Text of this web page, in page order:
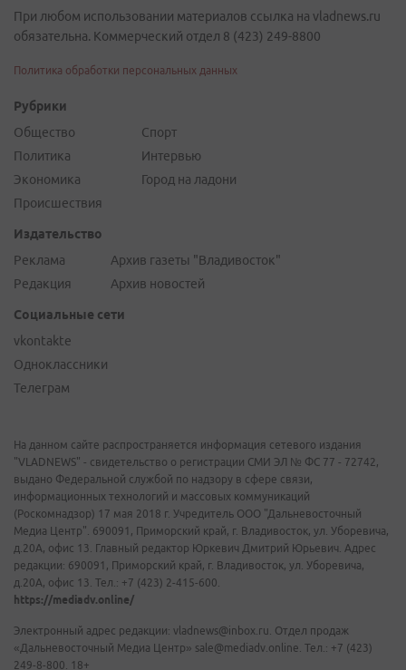
При любом использовании материалов ссылка на vladnews.ru
обязательна. Коммерческий отдел 8 (423) 249-8800
Политика обработки персональных данных
Рубрики
Общество
Политика
Экономика
Происшествия
Спорт
Интервью
Город на ладони
Издательство
Реклама
Редакция
Архив газеты "Владивосток"
Архив новостей
Социальные сети
vkontakte
Одноклассники
Телеграм
На данном сайте распространяется информация сетевого издания
"VLADNEWS" - свидетельство о регистрации СМИ ЭЛ № ФС 77 - 72742,
выдано Федеральной службой по надзору в сфере связи,
информационных технологий и массовых коммуникаций
(Роскомнадзор) 17 мая 2018 г. Учредитель ООО "Дальневосточный
Медиа Центр". 690091, Приморский край, г. Владивосток, ул. Уборевича,
д.20А, офис 13. Главный редактор Юркевич Дмитрий Юрьевич. Адрес
редакции: 690091, Приморский край, г. Владивосток, ул. Уборевича,
д.20А, офис 13. Тел.: +7 (423) 2-415-600.
https://mediadv.online/
Электронный адрес редакции: vladnews@inbox.ru. Отдел продаж
«Дальневосточный Медиа Центр» sale@mediadv.online. Тел.: +7 (423)
249-8-800. 18+